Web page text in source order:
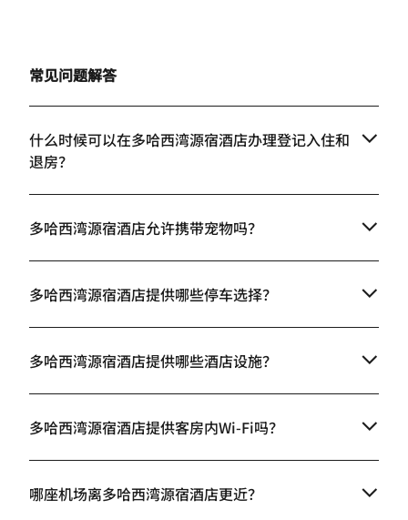
常见问题解答
什么时候可以在多哈西湾源宿酒店办理登记入住和
退房？
多哈西湾源宿酒店允许携带宠物吗？
多哈西湾源宿酒店提供哪些停车选择？
多哈西湾源宿酒店提供哪些酒店设施？
多哈西湾源宿酒店提供客房内Wi-Fi吗？
哪座机场离多哈西湾源宿酒店更近？